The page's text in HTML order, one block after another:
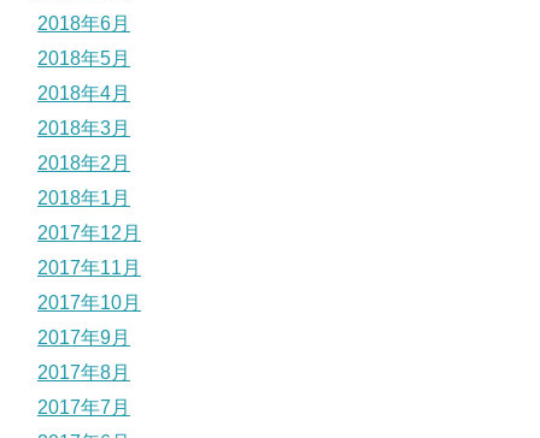
2018年6月
2018年5月
2018年4月
2018年3月
2018年2月
2018年1月
2017年12月
2017年11月
2017年10月
2017年9月
2017年8月
2017年7月